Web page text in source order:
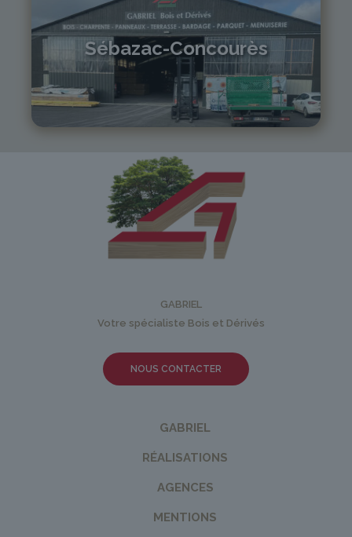
Sébazac-Concourès
05 81 55 83 89
monistrol@gabriel-sa.fr
GABRIEL
Votre spécialiste Bois et Dérivés
NOUS CONTACTER
GABRIEL
RÉALISATIONS
AGENCES
MENTIONS